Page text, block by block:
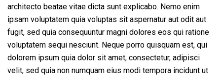
architecto beatae vitae dicta sunt explicabo. Nemo enim
ipsam voluptatem quia voluptas sit aspernatur aut odit aut
fugit, sed quia consequuntur magni dolores eos qui ratione
voluptatem sequi nesciunt. Neque porro quisquam est, qui
dolorem ipsum quia dolor sit amet, consectetur, adipisci
velit, sed quia non numquam eius modi tempora incidunt ut